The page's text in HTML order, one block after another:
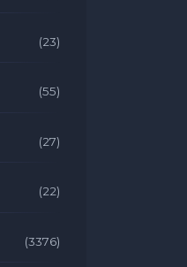
(23)
(55)
(27)
(22)
(3376)